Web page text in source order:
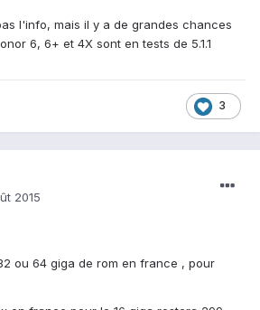
l'info, mais il y a de grandes chances
6, 6+ et 4X sont en tests de 5.1.1
3
2015
ou 64 giga de rom en france , pour